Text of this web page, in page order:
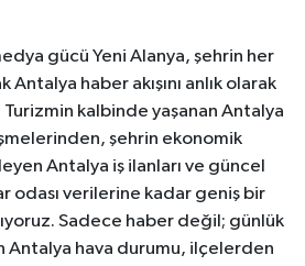
gücü Yeni Alanya, şehrin her
Antalya haber akışını anlık olarak
Turizmin kalbinde yaşanan Antalya
şehrin ekonomik
Antalya iş ilanları ve güncel
odası verilerine kadar geniş bir
Sadece haber değil; günlük
Antalya hava durumu, ilçelerden